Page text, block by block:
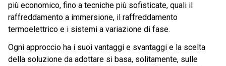
più economico, fino a tecniche più sofisticate, quali il
raffreddamento a immersione, il raffreddamento
termoelettrico e i sistemi a variazione di fase.
Ogni approccio ha i suoi vantaggi e svantaggi e la scelta
della soluzione da adottare si basa, solitamente, sulle